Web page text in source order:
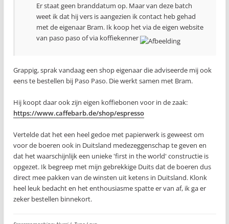
Er staat geen branddatum op. Maar van deze batch
weet ik dat hij vers is aangezien ik contact heb gehad
met de eigenaar Bram. Ik koop het via de eigen website
van paso paso of via koffiekenner
Grappig, sprak vandaag een shop eigenaar die adviseerde mij ook
eens te bestellen bij Paso Paso. Die werkt samen met Bram.
Hij koopt daar ook zijn eigen koffiebonen voor in de zaak:
https://www.caffebarb.de/shop/espresso
Vertelde dat het een heel gedoe met papierwerk is geweest om
voor de boeren ook in Duitsland medezeggenschap te geven en
dat het waarschijnlijk een unieke 'first in the world' constructie is
opgezet. Ik begreep met mijn gebrekkige Duits dat de boeren dus
direct mee pakken van de winsten uit ketens in Duitsland. Klonk
heel leuk bedacht en het enthousiasme spatte er van af, ik ga er
zeker bestellen binnekort.